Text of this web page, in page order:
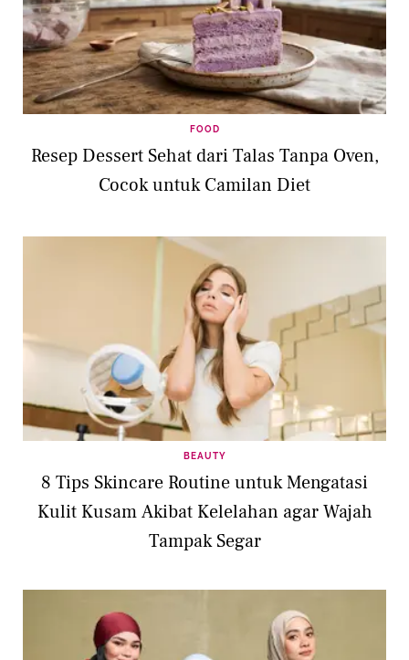
FOOD
Resep Dessert Sehat dari Talas Tanpa Oven,
Cocok untuk Camilan Diet
BEAUTY
8 Tips Skincare Routine untuk Mengatasi
Kulit Kusam Akibat Kelelahan agar Wajah
Tampak Segar